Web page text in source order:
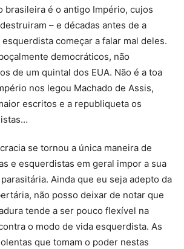
brasileira é o antigo Império, cujos
– e décadas antes de a
esquerdista começar a falar mal deles.
democráticos, não
de um quintal dos EUA. Não é a toa
nos legou Machado de Assis,
escritos e a republiqueta os
se tornou a única maneira de
e esquerdistas em geral impor a sua
Ainda que eu seja adepto da
não posso deixar de notar que
tende a ser pouco flexível na
o modo de vida esquerdista. As
que tomam o poder nestas